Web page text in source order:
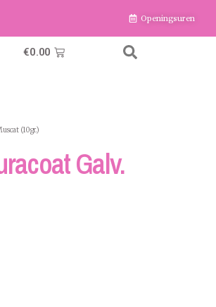
Openingsuren
€0.00
(10gr.)
Galv.